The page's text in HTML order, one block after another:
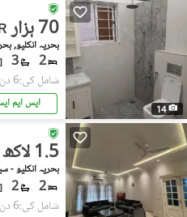
14
70 ہزار
بحریہ انکلیو,
2
3
شامل کی:6 دن پہل
ایس ایم
1.5 لاکھ
بحریہ انکلیو -
2
2
شامل کی:6 دن پہل